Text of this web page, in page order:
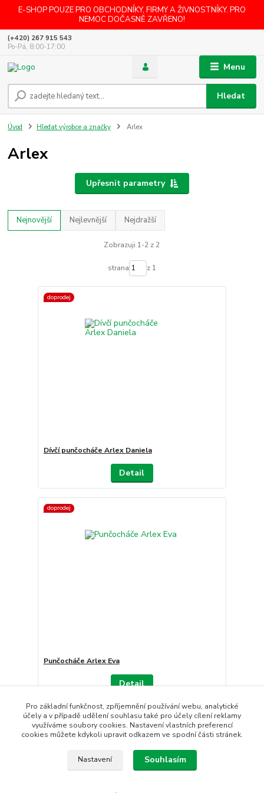
E-SHOP POUZE PRO OBCHODNÍKY, FIRMY A ŽIVNOSTNÍKY. PRO
NEMOC DOČASNĚ ZAVŘENO!
Menu
Hledat
(+420) 267 915 543
Po-Pá, 8:00-17:00
Úvod Hledat výrobce a značky Arlex
Arlex
Upřesnit parametry
Nejnovější Nejlevnější Nejdražší
Zobrazuji 1-2 z 2
strana z 1
doprodej
Dívčí punčocháče Arlex Daniela
Detail
doprodej
Punčocháče Arlex Eva
Detail
strana z 1
Pro základní funkčnost, zpříjemnění používání webu, analytické
účely a v případě udělení souhlasu také pro účely cílení reklamy
využíváme soubory cookies. Nastavení vlastních preferencí
cookies můžete kdykoli upravit odkazem ve spodní části stránek.
Nastavení Souhlasím